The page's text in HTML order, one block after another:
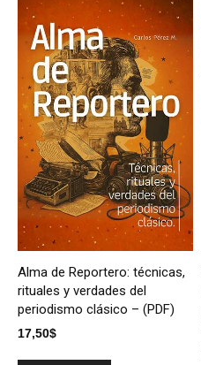
Alma de Reportero: técnicas,
rituales y verdades del
periodismo clásico – (PDF)
17,50$